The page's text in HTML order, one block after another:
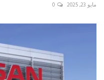
مايو 23, 2025 0